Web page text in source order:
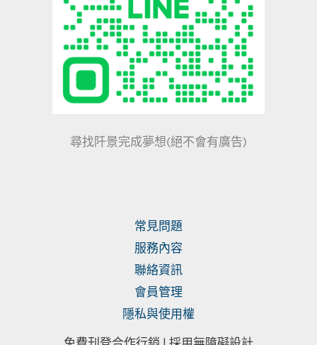
尋找阡景完成夢想(絕不會有廣告)
常見問題
服務內容
聯絡資訊
會員管理
隱私與使用權